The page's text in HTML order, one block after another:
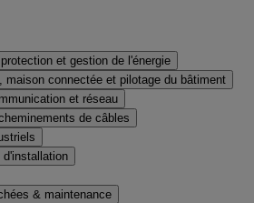
et gestion de l'énergie
maison connectée et pilotage du bâtiment
et réseau
de câbles
& maintenance